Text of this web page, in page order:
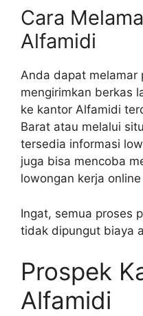
Cara
Alfamidi
Anda dapat melamar
mengirimkan berkas
ke kantor Alfamidi
Barat atau melalui
tersedia informasi
juga bisa mencoba
lowongan kerja
Ingat, semua proses
tidak dipungut biaya
Prospek
Alfamidi